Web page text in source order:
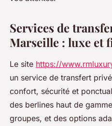
Services de
Marseille : luxe et
Le site https://
un service de transfert
confort, sécurité et
des berlines haut de
groupes, et des options